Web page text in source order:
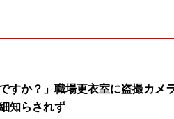
すか？」職場更衣室に盗撮カメ
知らされず